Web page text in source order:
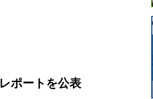
ポートを公表